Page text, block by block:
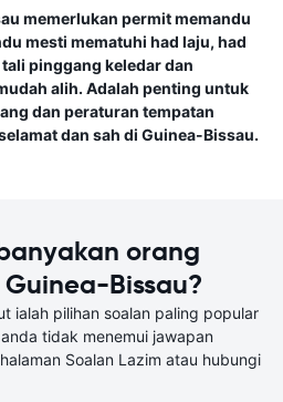
memerlukan permit memandu
mesti mematuhi had laju, had
pinggang keledar dan
alih. Adalah penting untuk
dan peraturan tempatan
dan sah di Guinea-Bissau.
orang
Bissau?
ialah pilihan soalan paling popular
tidak menemui jawapan
Soalan Lazim atau hubungi